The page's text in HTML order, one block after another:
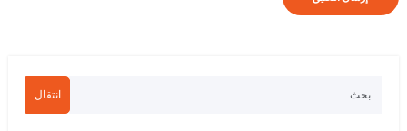
انتقال